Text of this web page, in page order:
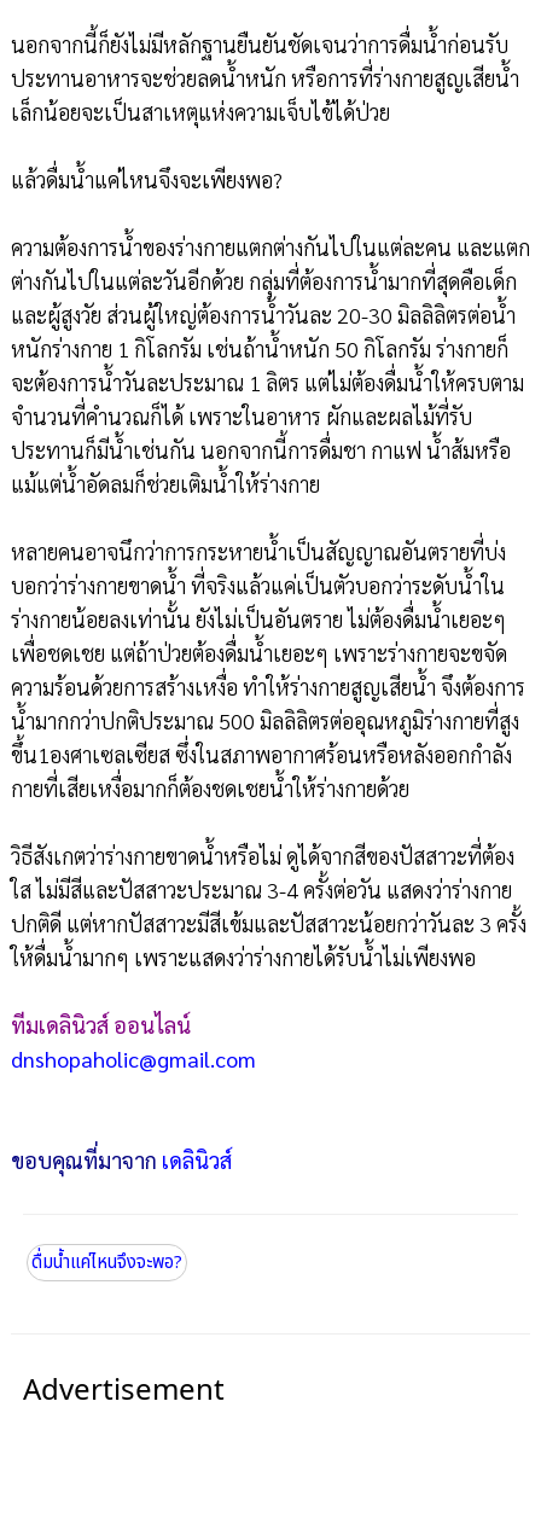
นอกจากนี้ก็ยังไม่มีหลักฐานยืนยันชัดเจนว่าการดื่มน้ำก่อนรับ
ประทานอาหารจะช่วยลดน้ำหนัก หรือการที่ร่างกายสูญเสียน้ำ
เล็กน้อยจะเป็นสาเหตุแห่งความเจ็บไข้ได้ป่วย
แล้วดื่มน้ำแค่ไหนจึงจะเพียงพอ?
ความต้องการน้ำของร่างกายแตกต่างกันไปในแต่ละคน และแตก
ต่างกันไปในแต่ละวันอีกด้วย กลุ่มที่ต้องการน้ำมากที่สุดคือเด็ก
และผู้สูงวัย ส่วนผู้ใหญ่ต้องการน้ำวันละ 20-30 มิลลิลิตรต่อน้ำ
หนักร่างกาย 1 กิโลกรัม เช่นถ้าน้ำหนัก 50 กิโลกรัม ร่างกายก็
จะต้องการน้ำวันละประมาณ 1 ลิตร แต่ไม่ต้องดื่มน้ำให้ครบตาม
จำนวนที่คำนวณก็ได้ เพราะในอาหาร ผักและผลไม้ที่รับ
ประทานก็มีน้ำเช่นกัน นอกจากนี้การดื่มชา กาแฟ น้ำส้มหรือ
แม้แต่น้ำอัดลมก็ช่วยเติมน้ำให้ร่างกาย
หลายคนอาจนึกว่าการกระหายน้ำเป็นสัญญาณอันตรายที่บ่ง
บอกว่าร่างกายขาดน้ำ ที่จริงแล้วแค่เป็นตัวบอกว่าระดับน้ำใน
ร่างกายน้อยลงเท่านั้น ยังไม่เป็นอันตราย ไม่ต้องดื่มน้ำเยอะๆ
เพื่อชดเชย แต่ถ้าป่วยต้องดื่มน้ำเยอะๆ เพราะร่างกายจะขจัด
ความร้อนด้วยการสร้างเหงื่อ ทำให้ร่างกายสูญเสียน้ำ จึงต้องการ
น้ำมากกว่าปกติประมาณ 500 มิลลิลิตรต่ออุณหภูมิร่างกายที่สูง
ขึ้น1องศาเซลเซียส ซึ่งในสภาพอากาศร้อนหรือหลังออกกำลัง
กายที่เสียเหงื่อมากก็ต้องชดเชยน้ำให้ร่างกายด้วย
วิธีสังเกตว่าร่างกายขาดน้ำหรือไม่ ดูได้จากสีของปัสสาวะที่ต้อง
ใส ไม่มีสีและปัสสาวะประมาณ 3-4 ครั้งต่อวัน แสดงว่าร่างกาย
ปกติดี แต่หากปัสสาวะมีสีเข้มและปัสสาวะน้อยกว่าวันละ 3 ครั้ง
ให้ดื่มน้ำมากๆ เพราะแสดงว่าร่างกายได้รับน้ำไม่เพียงพอ
ทีมเดลินิวส์ ออนไลน์
dnshopaholic@gmail.com
ขอบคุณที่มาจาก เดลินิวส์
ดื่มน้ำแค่ไหนจึงจะพอ?
Advertisement